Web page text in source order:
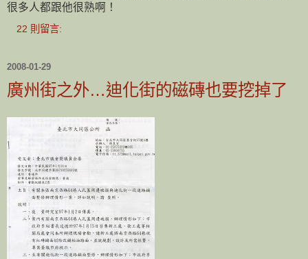
很多人都跟他很熟啊！
22 則留言:
2008-01-29
廣州街之外…迪化街的磁磚也要挖掉了